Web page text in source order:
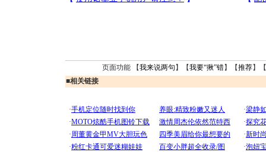
页面功能 【我来说两句 】【我要“揪”错】【推荐】
■相关链接